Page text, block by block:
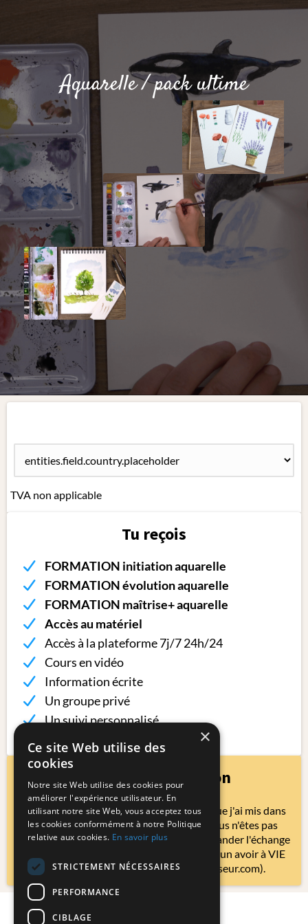
Aquarelle / pack ultime
TVA non applicable
Tu reçois
FORMATION initiation aquarelle
FORMATION évolution aquarelle
FORMATION maîtrise+ aquarelle
Accès au matériel
Accès à la plateforme 7j/7 24h/24
Cours en vidéo
Information écrite
Un groupe privé
Un suivi personnalisé
Accès à vie
Garantie satisfaction
Achetez sans risque : si, malgré l'amour que j'ai mis dans
cette formation, au bout de 30 jours, vous n'êtes pas
satisfait(e) à 100 %, vous pourrez me demander l'échange
de n'importe quelle autre formation ou d'un avoir à VIE
avec un simple e-mail (art@celinevasseur.com).
×
Ce site Web utilise des
cookies
Notre site Web utilise des cookies pour
améliorer l'expérience utilisateur. En
utilisant notre site Web, vous acceptez tous
les cookies conformément à notre Politique
relative aux cookies. En savoir plus
STRICTEMENT NÉCESSAIRES
PERFORMANCE
CIBLAGE